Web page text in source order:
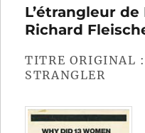
l’article
L’étrangleur de
Richard
TITRE ORIGINAL
STRANGLER